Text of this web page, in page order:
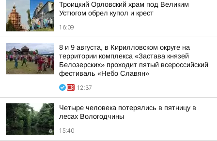
Троицкий Орловский храм под Великим
Устюгом обрел купол и крест
16:09
8 и 9 августа, в Кирилловском округе на
территории комплекса «Застава князей
Белозерских» проходит пятый всероссийский
фестиваль «Небо Славян»
12:37
Четыре человека потерялись в пятницу в
лесах Вологодчины
15:40